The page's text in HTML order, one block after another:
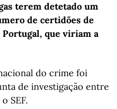
terem detetado um
de certidões de
que viriam a
do crime foi
de investigação entre
SEF.